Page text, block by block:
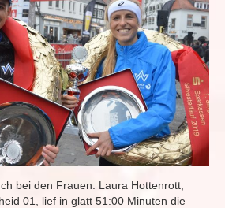
bei den Frauen. Laura Hottenrott,
01, lief in glatt 51:00 Minuten die